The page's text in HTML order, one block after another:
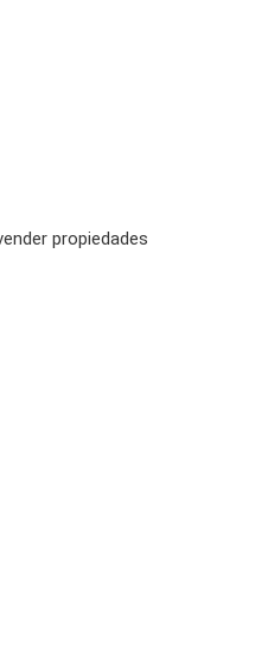
propiedades